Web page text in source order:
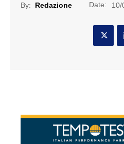
By: Redazione Date: 10/